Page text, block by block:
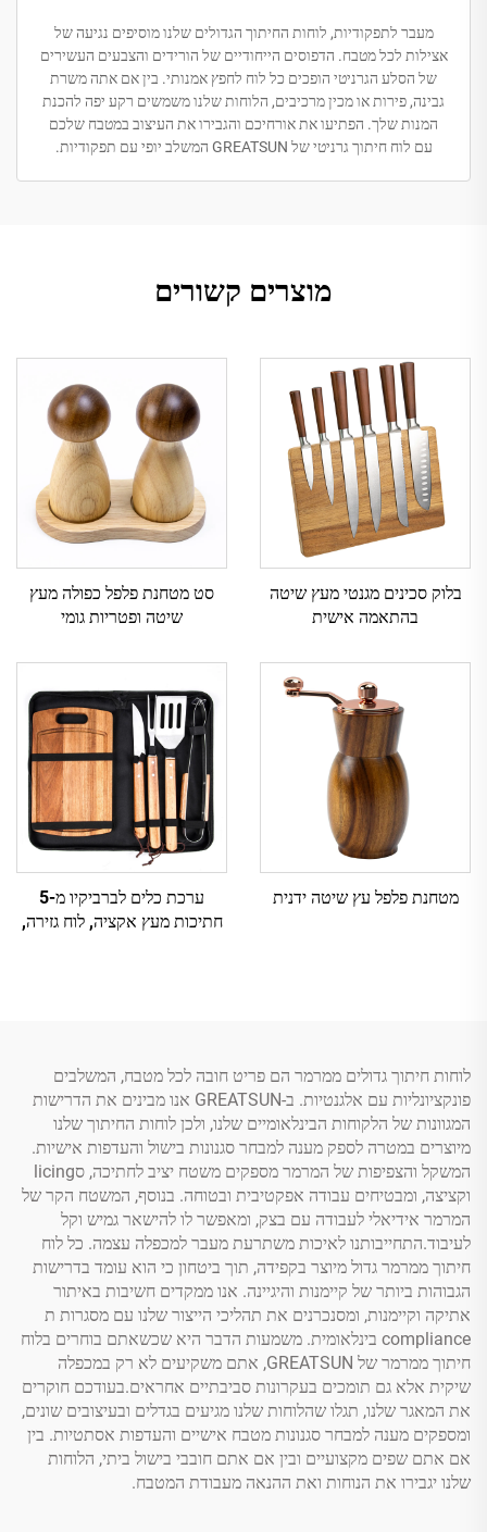
מעבר לתפקודיות, לוחות החיתוך הגדולים שלנו מוסיפים נגיעה של
אצילות לכל מטבח. הדפוסים הייחודיים של הורידים והצבעים העשירים
של הסלע הגרניטי הופכים כל לוח לחפץ אמנותי. בין אם אתה משרת
גבינה, פירות או מכין מרכיבים, הלוחות שלנו משמשים רקע יפה להכנת
המנות שלך. הפתיעו את אורחיכם והגבירו את העיצוב במטבח שלכם
עם לוח חיתוך גרניטי של GREATSUN המשלב יופי עם תפקודיות.
מוצרים קשורים
בלוק סכינים מגנטי מעץ שיטה
בהתאמה אישית
סט מטחנת פלפל כפולה מעץ
שיטה ופטריות גומי
מטחנת פלפל עץ שיטה ידנית
ערכת כלים לברביקיו מ-5
חתיכות מעץ אקציה, לוח גזירה,
לוחות חיתוך גדולים ממרמר הם פריט חובה לכל מטבח, המשלבים
פונקציונליות עם אלגנטיות. ב-GREATSUN אנו מבינים את הדרישות
המגוונות של הלקוחות הבינלאומיים שלנו, ולכן לוחות החיתוך שלנו
מיוצרים במטרה לספק מענה למבחר סגנונות בישול והעדפות אישיות.
המשקל והצפיפות של המרמר מספקים משטח יציב לחתיכה, סlicing
וקציצה, ומבטיחים עבודה אפקטיבית ובטוחה. בנוסף, המשטח הקר של
המרמר אידיאלי לעבודה עם בצק, ומאפשר לו להישאר גמיש וקל
לעיבוד.התחייבותנו לאיכות משתרעת מעבר למכפלה עצמה. כל לוח
חיתוך ממרמר גדול מיוצר בקפידה, תוך ביטחון כי הוא עומד בדרישות
הגבוהות ביותר של קיימנות והיגיינה. אנו ממקדים חשיבות באיתור
אתיקה וקיימנות, ומסנכרנים את תהליכי הייצור שלנו עם מסגרות ת
compliance בינלאומית. משמעות הדבר היא שכשאתם בוחרים בלוח
חיתוך ממרמר של GREATSUN, אתם משקיעים לא רק במכפלה
שיקית אלא גם תומכים בעקרונות סביבתיים אחראים.בעודכם חוקרים
את המאגר שלנו, תגלו שהלוחות שלנו מגיעים בגדלים ובעיצובים שונים,
ומספקים מענה למבחר סגנונות מטבח אישיים והעדפות אסתטיות. בין
אם אתם שפים מקצועיים ובין אם אתם חובבי בישול ביתי, הלוחות
שלנו יגבירו את הנוחות ואת ההנאה מעבודת המטבח.